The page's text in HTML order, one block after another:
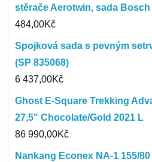
stěrače Aerotwin, sada Bosch
484,00Kč
Spojková sada s pevným
(SP 835068)
6 437,00Kč
Ghost E-Square Trekking
27,5" Chocolate/Gold 2021 L
86 990,00Kč
Nankang Econex NA-1 155/